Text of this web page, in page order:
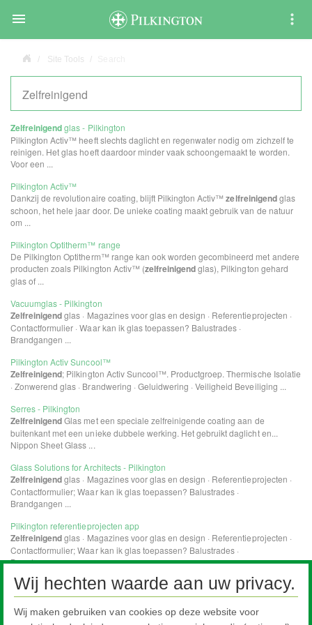

Site Tools
Wij hechten waarde aan uw privacy.
Wij maken gebruiken van cookies op deze website voor